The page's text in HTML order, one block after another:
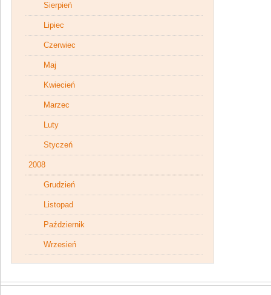
Sierpień
Lipiec
Czerwiec
Maj
Kwiecień
Marzec
Luty
Styczeń
2008
Grudzień
Listopad
Październik
Wrzesień